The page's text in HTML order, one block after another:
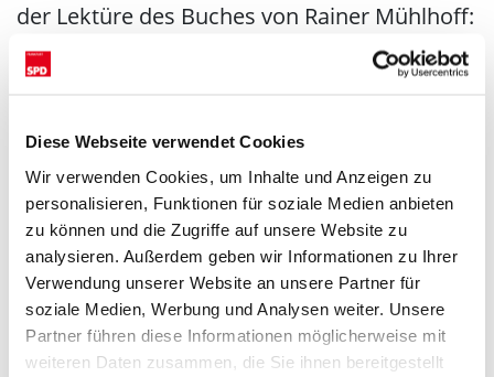
Diese Webseite verwendet Cookies
Wir verwenden Cookies, um Inhalte und Anzeigen zu
personalisieren, Funktionen für soziale Medien anbieten
zu können und die Zugriffe auf unsere Website zu
analysieren. Außerdem geben wir Informationen zu Ihrer
Verwendung unserer Website an unsere Partner für
soziale Medien, Werbung und Analysen weiter. Unsere
Partner führen diese Informationen möglicherweise mit
weiteren Daten zusammen, die Sie ihnen bereitgestellt
der Lektüre des Buches von Rainer Mühlhoff:
"Künstliche Intelligenz und der neue
Faschismus"
. An diesem Abend behandeln
Kapitel 3 + 4 (Kapitel 3 "Der KI-Hype im
öffentlichen Diskurs", Kapitel 4 "Die
Ideologien hinter dem KI-Hype").
Interessierte sind herzlich willkommen.
Zurück